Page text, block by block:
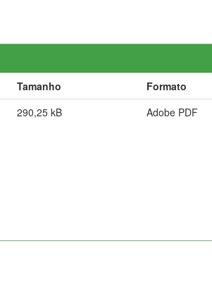
Tamanho
Formato
290,25 kB Adobe PDF